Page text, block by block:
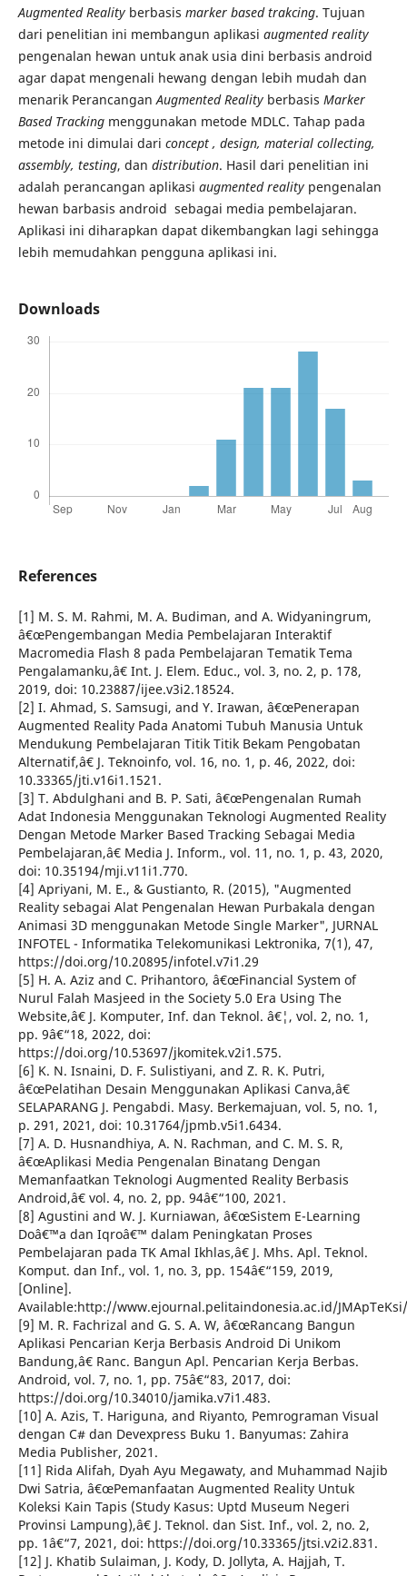
Augmented Realityberbasis marker based trakcing. Tujuan
dari penelitian ini membangun aplikasi augmented reality
pengenalan hewan untuk anak usia dini berbasis android
agar dapat mengenali hewang dengan lebih mudah dan
menarik PerancanganAugmented Realityberbasis Marker
Based Trackingmenggunakan metode MDLC. Tahap pada
metode ini dimulai dari concept , design, material collecting,
assembly, testing, dan distribution. Hasil dari penelitian ini
adalah perancangan aplikasi augmented realitypengenalan
hewan barbasis android sebagai media pembelajaran.
Aplikasi ini diharapkan dapat dikembangkan lagi sehingga
lebih memudahkan pengguna aplikasi ini.
Downloads
References
[1] M. S. M. Rahmi, M. A. Budiman, and A. Widyaningrum,
â€œPengembangan Media Pembelajaran Interaktif
Macromedia Flash 8 pada Pembelajaran Tematik Tema
Pengalamanku,â€ Int. J. Elem. Educ., vol. 3, no. 2, p. 178,
2019, doi: 10.23887/ijee.v3i2.18524.
[2] I. Ahmad, S. Samsugi, and Y. Irawan, â€œPenerapan
Augmented Reality Pada Anatomi Tubuh Manusia Untuk
Mendukung Pembelajaran Titik Titik Bekam Pengobatan
Alternatif,â€ J. Teknoinfo, vol. 16, no. 1, p. 46, 2022, doi:
10.33365/jti.v16i1.1521.
[3] T. Abdulghani and B. P. Sati, â€œPengenalan Rumah
Adat Indonesia Menggunakan Teknologi Augmented Reality
Dengan Metode Marker Based Tracking Sebagai Media
Pembelajaran,â€ Media J. Inform., vol. 11, no. 1, p. 43, 2020,
doi: 10.35194/mji.v11i1.770.
[4] Apriyani, M. E., & Gustianto, R. (2015), "Augmented
Reality sebagai Alat Pengenalan Hewan Purbakala dengan
Animasi 3D menggunakan Metode Single Marker", JURNAL
INFOTEL - Informatika Telekomunikasi Lektronika, 7(1), 47,
https://doi.org/10.20895/infotel.v7i1.29
[5] H. A. Aziz and C. Prihantoro, â€œFinancial System of
Nurul Falah Masjeed in the Society 5.0 Era Using The
Website,â€ J. Komputer, Inf. dan Teknol. â€¦, vol. 2, no. 1,
pp. 9â€“18, 2022, doi:
https://doi.org/10.53697/jkomitek.v2i1.575.
[6] K. N. Isnaini, D. F. Sulistiyani, and Z. R. K. Putri,
â€œPelatihan Desain Menggunakan Aplikasi Canva,â€
SELAPARANG J. Pengabdi. Masy. Berkemajuan, vol. 5, no. 1,
p. 291, 2021, doi: 10.31764/jpmb.v5i1.6434.
[7] A. D. Husnandhiya, A. N. Rachman, and C. M. S. R,
â€œAplikasi Media Pengenalan Binatang Dengan
Memanfaatkan Teknologi Augmented Reality Berbasis
Android,â€ vol. 4, no. 2, pp. 94â€“100, 2021.
[8] Agustini and W. J. Kurniawan, â€œSistem E-Learning
Doâ€™a dan Iqroâ€™ dalam Peningkatan Proses
Pembelajaran pada TK Amal Ikhlas,â€ J. Mhs. Apl. Teknol.
Komput. dan Inf., vol. 1, no. 3, pp. 154â€“159, 2019,
[Online].
Available:http://www.ejournal.pelitaindonesia.ac.id/
[9] M. R. Fachrizal and G. S. A. W, â€œRancang Bangun
Aplikasi Pencarian Kerja Berbasis Android Di Unikom
Bandung,â€ Ranc. Bangun Apl. Pencarian Kerja Berbas.
Android, vol. 7, no. 1, pp. 75â€“83, 2017, doi:
https://doi.org/10.34010/jamika.v7i1.483.
[10] A. Azis, T. Hariguna, and Riyanto, Pemrograman Visual
dengan C# dan Devexpress Buku 1. Banyumas: Zahira
Media Publisher, 2021.
[11] Rida Alifah, Dyah Ayu Megawaty, and Muhammad Najib
Dwi Satria, â€œPemanfaatan Augmented Reality Untuk
Koleksi Kain Tapis (Study Kasus: Uptd Museum Negeri
Provinsi Lampung),â€ J. Teknol. dan Sist. Inf., vol. 2, no. 2,
pp. 1â€“7, 2021, doi: https://doi.org/10.33365/jtsi.v2i2.831.
[12] J. Khatib Sulaiman, J. Kody, D. Jollyta, A. Hajjah, T.